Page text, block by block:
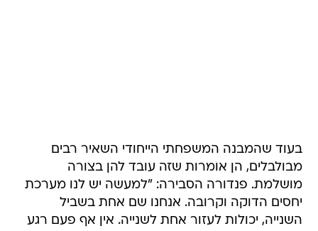
בעוד שהמבנה המשפחתי הייחודי השאיר רבים
מבולבלים, הן אומרות שזה עובד להן בצורה
מושלמת. פנדורה הסבירה: "למעשה יש לנו מערכת
יחסים הדוקה וקרובה. אנחנו שם אחת בשביל
השנייה, יכולות לעזור אחת לשנייה. אין אף פעם רגע